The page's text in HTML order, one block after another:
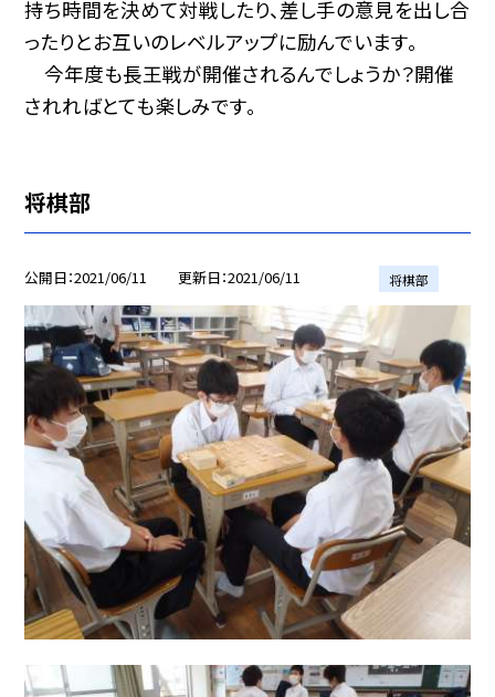
持ち時間を決めて対戦したり、差し手の意見を出し合
ったりとお互いのレベルアップに励んでいます。
今年度も長王戦が開催されるんでしょうか？開催
されればとても楽しみです。
将棋部
公開日 2021/06/11 更新日 2021/06/11 将棋部